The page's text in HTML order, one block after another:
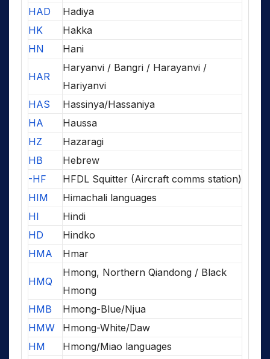
HAD
Hadiya
HK
Hakka
HN
Hani
HAR
Haryanvi / Bangri / Harayanvi /
Hariyanvi
HAS
Hassinya/Hassaniya
HA
Haussa
HZ
Hazaragi
HB
Hebrew
-HF
HFDL Squitter (Aircraft comms station)
HIM
Himachali languages
HI
Hindi
HD
Hindko
HMA
Hmar
HMQ
Hmong, Northern Qiandong / Black
Hmong
HMB
Hmong-Blue/Njua
HMW
Hmong-White/Daw
HM
Hmong/Miao languages